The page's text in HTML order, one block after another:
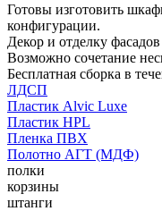
Готовы изготовить
конфигурации.
Декор и отделку
Возможно сочетание
Бесплатная сборка в
ЛДСП
Пластик Alvic Luxe
Пластик HPL
Пленка ПВХ
Полотно АГТ (МДФ)
полки
корзины
штанги